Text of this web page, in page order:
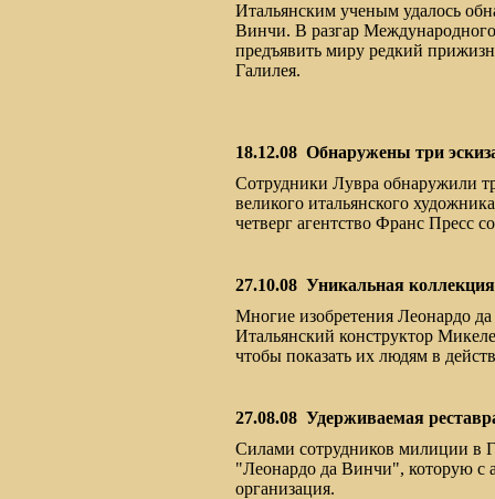
Итальянским ученым удалось
Винчи. В разгар Международного
предъявить миру редкий
Галилея.
18.12.08 Обнаружены три
Сотрудники Лувра обнаружили
великого итальянского
четверг агентство Франс Пресс
27.10.08 Уникальная
Многие изобретения Леонардо
Итальянский конструктор
чтобы показать их людям в
27.08.08 Удерживаемая
Силами сотрудников милиции в
"Леонардо да Винчи", которую с
организация.